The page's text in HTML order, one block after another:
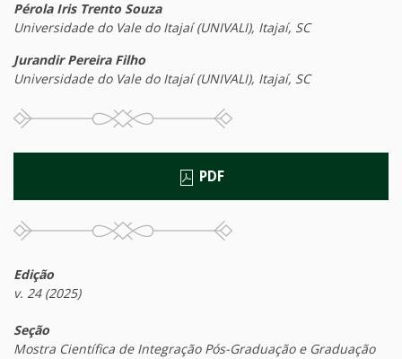
Pérola Iris Trento Souza
Universidade do Vale do Itajaí (UNIVALI), Itajaí, SC
Jurandir Pereira Filho
Universidade do Vale do Itajaí (UNIVALI), Itajaí, SC
PDF
Edição
v. 24 (2025)
Seção
Mostra Científica de Integração Pós-Graduação e Graduação